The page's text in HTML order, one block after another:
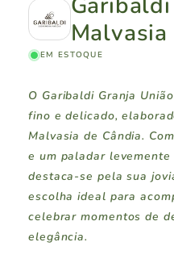
Malvasia
EM ESTOQUE
O Garibaldi Granja
fino e delicado,
Malvasia de Cândia.
e um paladar
destaca-se pela sua
escolha ideal para
celebrar momentos de
elegância.